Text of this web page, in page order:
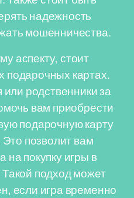
надежность
мошенничества.
аспекту, стоит
подарочных картах.
или родственники за
вам приобрести
подарочную карту
позволит вам
на покупку игры в
подход может
если игра временно